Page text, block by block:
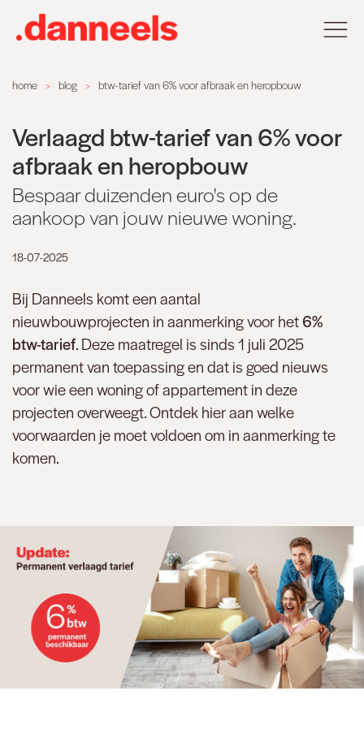
You
here
home blog btw-tarief van 6% voor afbraak en heropbouw
Verlaagd btw-tarief van 6% voor
afbraak en heropbouw
Bespaar duizenden euro's op de
aankoop van jouw nieuwe woning.
18-07-2025
Bij Danneels komt een aantal
nieuwbouwprojecten in aanmerking voor het6%
btw-tarief. Deze maatregel is sinds 1 juli 2025
permanent van toepassing en dat is goed nieuws
voor wie een woning of appartement in deze
projecten overweegt. Ontdek hier aan welke
voorwaarden je moet voldoen om in aanmerking te
komen.